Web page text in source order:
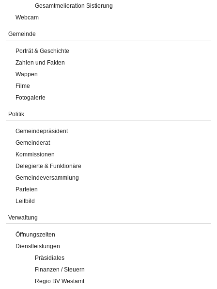
Gesamtmelioration Sistierung
Webcam
Gemeinde
Porträt & Geschichte
Zahlen und Fakten
Wappen
Filme
Fotogalerie
Politik
Gemeindepräsident
Gemeinderat
Kommissionen
Delegierte & Funktionäre
Gemeindeversammlung
Parteien
Leitbild
Verwaltung
Öffnungszeiten
Dienstleistungen
Präsidiales
Finanzen / Steuern
Regio BV Westamt